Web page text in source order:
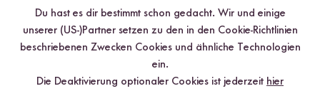
Du hast es dir bestimmt schon gedacht. Wir und einige
unserer (US-)Partner setzen zu den in den Cookie-Richtlinien
beschriebenen Zwecken Cookies und ähnliche Technologien
ein.
Die Deaktivierung optionaler Cookies ist jederzeit hier